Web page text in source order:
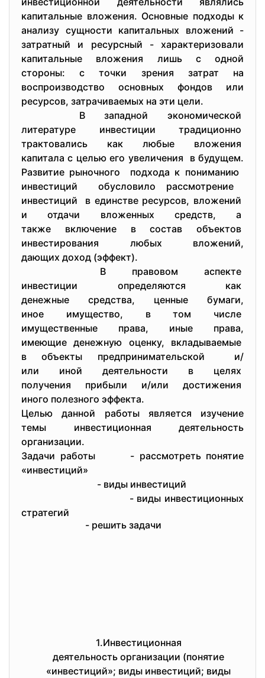
капитальные вложения. Основные подходы к
анализу сущности капитальных вложений -
затратный и ресурсный - характеризовали
капитальные вложения лишь с одной
стороны: с точки зрения затрат на
воспроизводство основных фондов или
ресурсов, затрачиваемых на эти цели.
В западной экономической
литературе инвестиции традиционно
трактовались как любые вложения
капитала с целью его увеличения в будущем.
Развитие рыночного подхода к пониманию
инвестиций обусловило рассмотрение
инвестиций в единстве ресурсов, вложений
и отдачи вложенных средств, а
также включение в состав объектов
инвестирования любых вложений,
дающих доход (эффект).
В правовом аспекте
инвестиции определяются как
денежные средства, ценные бумаги,
иное имущество, в том числе
имущественные права, иные права,
имеющие денежную оценку, вкладываемые
в объекты предпринимательской и/
или иной деятельности в целях
получения прибыли и/или достижения
иного полезного эффекта.
Целью данной работы является изучение
темы инвестиционная деятельность
организации.
Задачи работы - рассмотреть понятие
«инвестиций»
- виды инвестиций
- виды инвестиционных
стратегий
- решить задачи
1.Инвестиционная
деятельность организации (понятие
«инвестиций»; виды инвестиций; виды